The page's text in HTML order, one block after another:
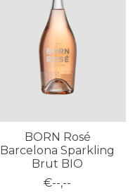
BORN Rosé
Barcelona Sparkling
Brut BIO
€--,--